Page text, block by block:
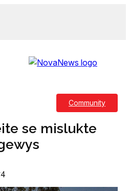
Community
se mislukte